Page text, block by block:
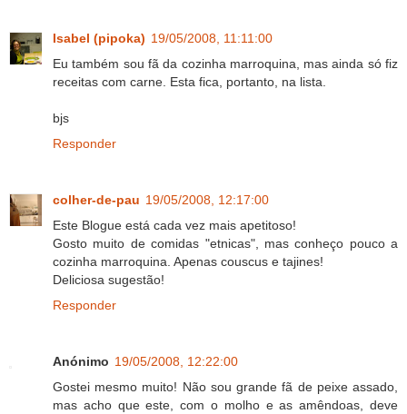
Isabel (pipoka) 19/05/2008, 11:11:00
Eu também sou fã da cozinha marroquina, mas ainda só fiz
receitas com carne. Esta fica, portanto, na lista.
bjs
Responder
colher-de-pau 19/05/2008, 12:17:00
Este Blogue está cada vez mais apetitoso!
Gosto muito de comidas "etnicas", mas conheço pouco a
cozinha marroquina. Apenas couscus e tajines!
Deliciosa sugestão!
Responder
Anónimo 19/05/2008, 12:22:00
Gostei mesmo muito! Não sou grande fã de peixe assado,
mas acho que este, com o molho e as amêndoas, deve